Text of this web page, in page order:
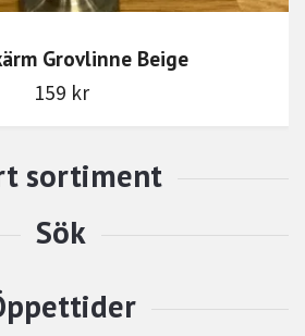
Grovlinne Beige
159 kr